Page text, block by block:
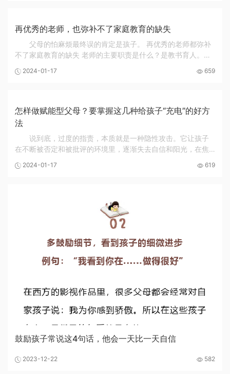
再优秀的老师，也弥补不了家庭教育的缺失
父母的怕麻烦最终误的肯定是孩子。 再优秀的老师都弥补
不了家庭教育的缺失 老师的主要职责是什么？是教书育人。既
这份使命与责任，老师会尽自己的所能去上好...
2024-01-17 659
怎样做赋能型父母？要掌握这几种给孩子“充电”的好方
法
说到底，过度的指责，本质就是一种隐性攻击。它让孩子
在不断被否定和被批评的环境里，逐渐失去自信和阳光，在焦
的父母，不会做负能量父母，而是做赋能型父...
2024-01-17 619
鼓励孩子常说这4句话，他会一天比一天自信
2023-12-22 582